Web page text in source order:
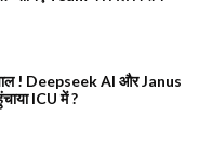
! Deepseek AI और Janus
ICU में ?